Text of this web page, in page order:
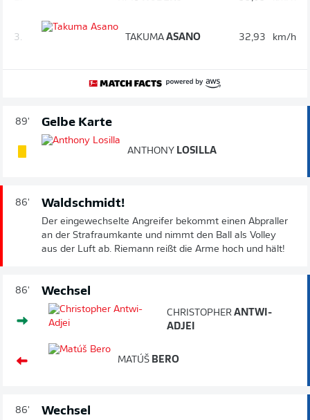
3. TAKUMA ASANO 32,93 km/h
89' Gelbe Karte
ANTHONY LOSILLA
86' Waldschmidt!
Der eingewechselte Angreifer bekommt einen Abpraller
an der Strafraumkante und nimmt den Ball als Volley
aus der Luft ab. Riemann reißt die Arme hoch und hält!
86' Wechsel
CHRISTOPHER ANTWI-
ADJEI
MATÚŠ BERO
86' Wechsel